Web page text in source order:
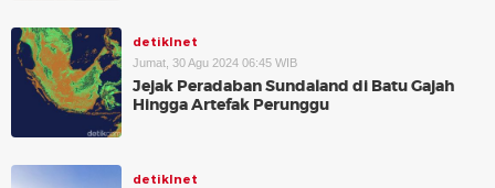
detikInet
Jumat, 30 Agu 2024 06:45 WIB
Jejak Peradaban Sundaland di Batu Gajah
Hingga Artefak Perunggu
detikInet